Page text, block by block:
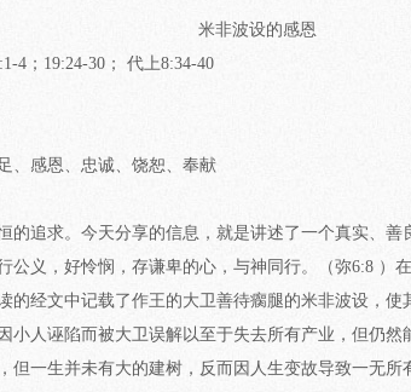
米非波设的感恩
4；19:24-30； 代上8:34-40
、感恩、忠诚、饶恕、奉献
的追求。今天分享的信息，就是讲述了一个真实、
义，好怜悯，存谦卑的心，与神同行。（弥6:8 ）
的经文中记载了作王的大卫善待瘸腿的米非波设，
小人诬陷而被大卫误解以至于失去所有产业，但仍然
但一生并未有大的建树，反而因人生变故导致一无